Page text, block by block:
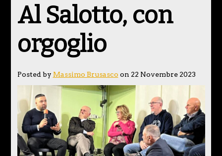
Al Salotto, con
orgoglio
Posted by Massimo Brusasco on 22 Novembre 2023